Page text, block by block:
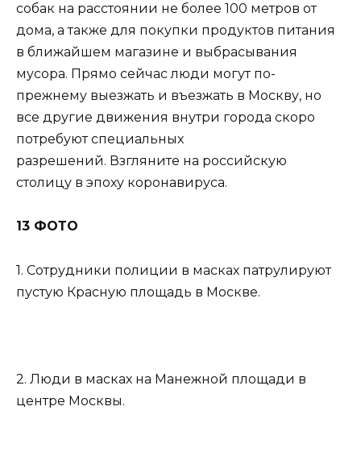
собак на расстоянии не более 100 метров от
дома, а также для покупки продуктов питания
в ближайшем магазине и выбрасывания
мусора. Прямо сейчас люди могут по-
прежнему выезжать и въезжать в Москву, но
все другие движения внутри города скоро
потребуют специальных
разрешений. Взгляните на российскую
столицу в эпоху коронавируса.
13 ФОТО
1. Сотрудники полиции в масках патрулируют
пустую Красную площадь в Москве.
2. Люди в масках на Манежной площади в
центре Москвы.